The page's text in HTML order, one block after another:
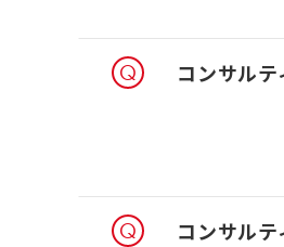
コンサル
コンサル